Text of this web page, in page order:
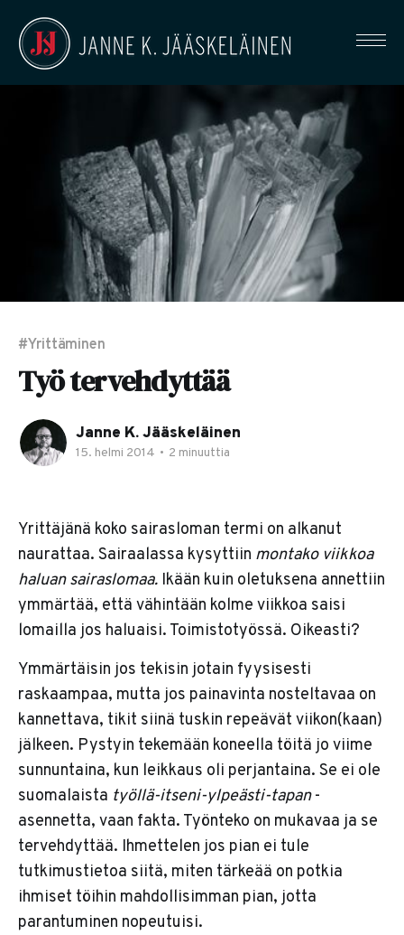
#Yrittäminen
Työ tervehdyttää
Janne K. Jääskeläinen
15. helmi 2014 • 2 minuuttia
Yrittäjänä koko sairasloman termi on alkanut
naurattaa. Sairaalassa kysyttiin montako viikkoa
haluan sairaslomaa. Ikään kuin oletuksena annettiin
ymmärtää, että vähintään kolme viikkoa saisi
lomailla jos haluaisi. Toimistotyössä. Oikeasti?
Ymmärtäisin jos tekisin jotain fyysisesti
raskaampaa, mutta jos painavinta nosteltavaa on
kannettava, tikit siinä tuskin repeävät viikon(kaan)
jälkeen. Pystyin tekemään koneella töitä jo viime
sunnuntaina, kun leikkaus oli perjantaina. Se ei ole
suomalaista työllä-itseni-ylpeästi-tapan-
asennetta, vaan fakta. Työnteko on mukavaa ja se
tervehdyttää. Ihmettelen jos pian ei tule
tutkimustietoa siitä, miten tärkeää on potkia
ihmiset töihin mahdollisimman pian, jotta
parantuminen nopeutuisi.